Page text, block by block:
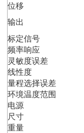
位移
输出
标定信号
频率响应
灵敏度误差
线性度
量程选择误差
环境温度范围
电源
尺寸
重量